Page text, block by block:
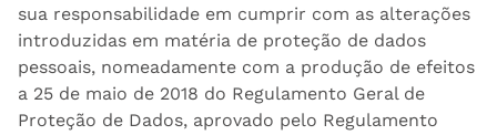
sua responsabilidade em cumprir com as alterações
introduzidas em matéria de proteção de dados
pessoais, nomeadamente com a produção de efeitos
a 25 de maio de 2018 do Regulamento Geral de
Proteção de Dados, aprovado pelo Regulamento